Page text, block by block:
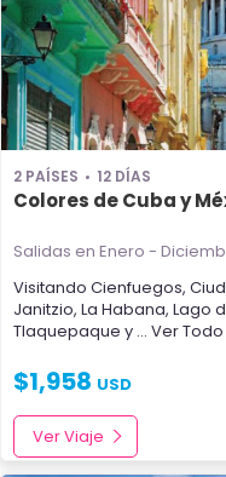
2 PAÍSES 12 DÍAS
Colores de Cuba y
Salidas en Enero -
Visitando Cienfuegos,
Janitzio, La Habana, Lago
Tlaquepaque y ... Ver Todo
$1,958 USD
Ver Viaje